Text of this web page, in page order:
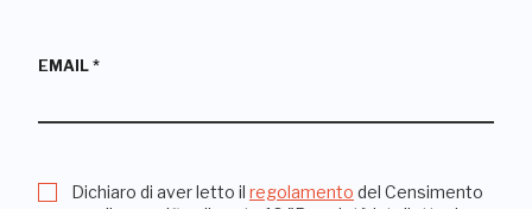
EMAIL *
Dichiaro di aver letto il regolamento del Censimento